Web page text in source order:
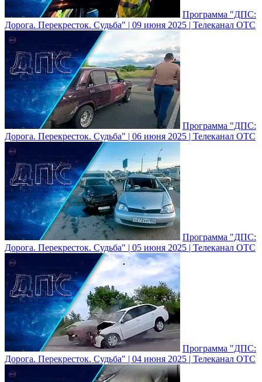
Программа "ДПС:
Дорога. Перекресток. Судьба" | 09 июня 2025 | Телеканал ОТС
Программа "ДПС:
Дорога. Перекресток. Судьба" | 06 июня 2025 | Телеканал ОТС
Программа "ДПС:
Дорога. Перекресток. Судьба" | 05 июня 2025 | Телеканал ОТС
Программа "ДПС:
Дорога. Перекресток. Судьба" | 04 июня 2025 | Телеканал ОТС